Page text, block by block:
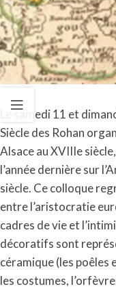
Le samedi 11 et
Siècle des Rohan
Alsace au XVIIIe
l’année dernière sur
siècle. Ce colloque
entre l’aristocratie
cadres de vie et
décoratifs sont
céramique (les poêles
les costumes,